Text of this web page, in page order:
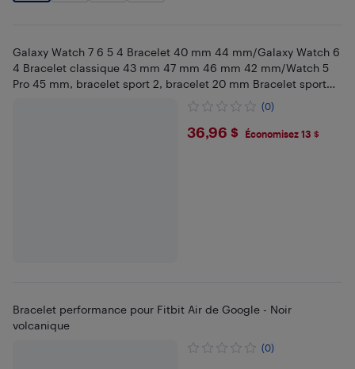
Galaxy Watch 7 6 5 4 Bracelet 40 mm 44 mm/Galaxy Watch 6
4 Bracelet classique 43 mm 47 mm 46 mm 42 mm/Watch 5
Pro 45 mm, bracelet sport 2, bracelet 20 mm Bracelet sport
(0)
$36.96
36,96 $ Économisez 13 $
Bracelet performance pour Fitbit Air de Google - Noir
volcanique
(0)